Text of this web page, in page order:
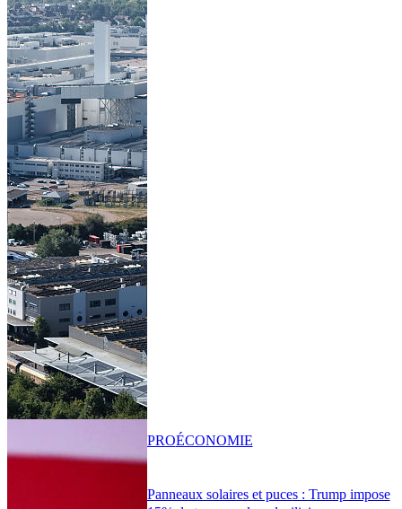
Panneaux solaires et puces : Trump impose
PROÉCONOMIE